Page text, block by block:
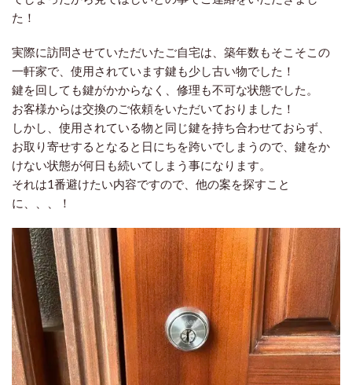
た！
実際に訪問させていただいたご自宅は、築年数もそこそこの
一軒家で、使用されています鍵も少し古い物でした！
鍵を回しても鍵がかからなく、修理も不可な状態でした。
お客様からは交換のご依頼をいただいておりました！
しかし、使用されている物と同じ鍵を持ち合わせておらず、
お取り寄せするとなると日にちを跨いでしまうので、鍵をか
けない状態が何日も続いてしまう事になります。
それは1番避けたい内容ですので、他の案を探すこと
に、、、！